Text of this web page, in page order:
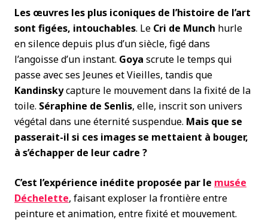
Les œuvres les plus iconiques de l’histoire de l’art
sont figées, intouchables. Le Cri de Munch hurle
en silence depuis plus d’un siècle, figé dans
l’angoisse d’un instant. Goya scrute le temps qui
passe avec ses Jeunes et Vieilles, tandis que
Kandinskycapture le mouvement dans la fixité de la
toile. Séraphine de Senlis, elle, inscrit son univers
végétal dans une éternité suspendue. Mais que se
passerait-il si ces images se mettaient à bouger,
à s’échapper de leur cadre ?
C’est l’expérience inédite proposée par le musée
Déchelette, faisant exploser la frontière entre
peinture et animation, entre fixité et mouvement.